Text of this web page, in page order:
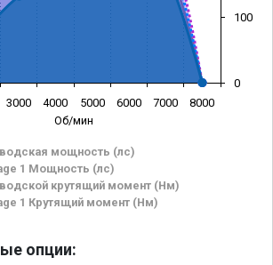
Об/мин
мощность (лс)
1 Мощность (лс)
крутящий момент (Нм)
1 Крутящий момент (Нм)
3000 4000 5000 6000 7000 8000
0
100
опции: